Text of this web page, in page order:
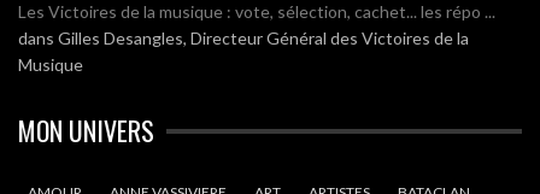
Les Victoires de la musique : vote, sélection, cachet... les répo ...
dans Gilles Desangles, Directeur Général des Victoires de la
Musique
MON UNIVERS